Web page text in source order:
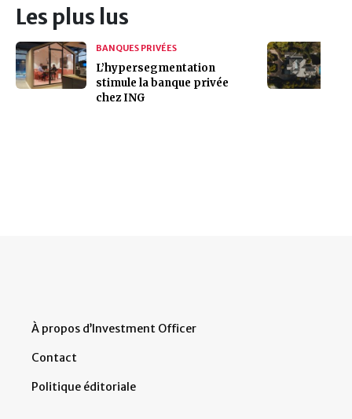
Les plus lus
BANQUES PRIVÉES
L’hypersegmentation
stimule la banque privée
chez ING
À propos d’Investment Officer
Contact
Politique éditoriale